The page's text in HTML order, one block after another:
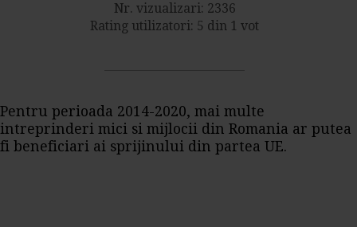
Nr. vizualizari: 2336
Rating utilizatori: 5 din 1 vot
Pentru perioada 2014-2020, mai multe
intreprinderi mici si mijlocii din Romania ar putea
fi beneficiari ai sprijinului din partea UE.